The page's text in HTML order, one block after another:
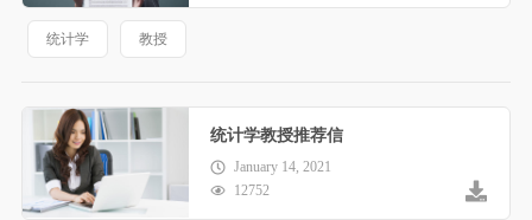
统计学 教授
统计学教授推荐信
January 14, 2021
12752